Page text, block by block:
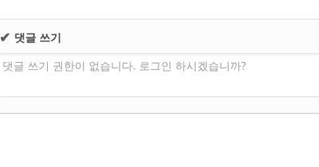
✔ 댓글 쓰기
댓글 쓰기 권한이 없습니다. 로그인 하시겠습니까?